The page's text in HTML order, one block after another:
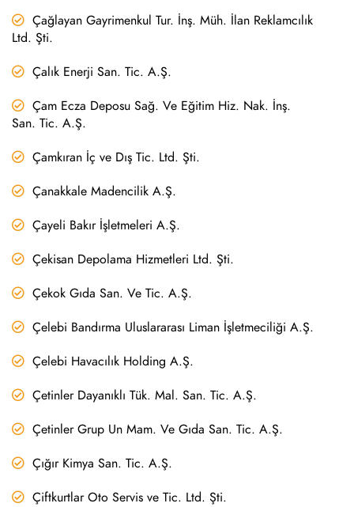
Çağlayan Gayrimenkul Tur. İnş. Müh. İlan Reklamcılık
Ltd. Şti.
Çalık Enerji San. Tic. A.Ş.
Çam Ecza Deposu Sağ. Ve Eğitim Hiz. Nak. İnş.
San. Tic. A.Ş.
Çamkıran İç ve Dış Tic. Ltd. Şti.
Çanakkale Madencilik A.Ş.
Çayeli Bakır İşletmeleri A.Ş.
Çekisan Depolama Hizmetleri Ltd. Şti.
Çekok Gıda San. Ve Tic. A.Ş.
Çelebi Bandırma Uluslararası Liman İşletmeciliği A.Ş.
Çelebi Havacılık Holding A.Ş.
Çetinler Dayanıklı Tük. Mal. San. Tic. A.Ş.
Çetinler Grup Un Mam. Ve Gıda San. Tic. A.Ş.
Çığır Kimya San. Tic. A.Ş.
Çiftkurtlar Oto Servis ve Tic. Ltd. Şti.